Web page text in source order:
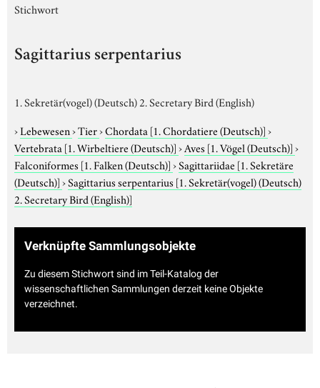
Stichwort
Sagittarius serpentarius
1. Sekretär(vogel) (Deutsch) 2. Secretary Bird (English)
›Lebewesen›Tier›Chordata [1. Chordatiere (Deutsch)]›
Vertebrata [1. Wirbeltiere (Deutsch)]›Aves [1. Vögel (Deutsch)]›
Falconiformes [1. Falken (Deutsch)]›Sagittariidae [1. Sekretäre
(Deutsch)]›Sagittarius serpentarius [1. Sekretär(vogel) (Deutsch)
2. Secretary Bird (English)]
Verknüpfte Sammlungsobjekte
Zu diesem Stichwort sind im Teil-Katalog der
wissenschaftlichen Sammlungen derzeit keine Objekte
verzeichnet.